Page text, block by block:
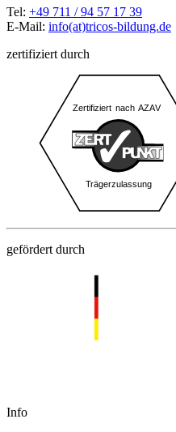
Tel: +49 711 / 94 57 17 39
E-Mail: info(at)tricos-bildung.de
zertifiziert durch
gefördert durch
Info